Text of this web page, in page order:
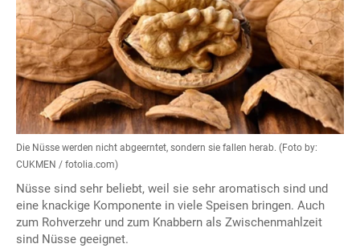
Die Nüsse werden nicht abgeerntet, sondern sie fallen herab. (Foto by:
CUKMEN / fotolia.com)
Nüsse sind sehr beliebt, weil sie sehr aromatisch sind und
eine knackige Komponente in viele Speisen bringen. Auch
zum Rohverzehr und zum Knabbern als Zwischenmahlzeit
sind Nüsse geeignet.